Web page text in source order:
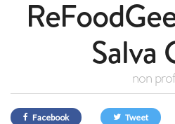
Salva
non
Facebook Tweet